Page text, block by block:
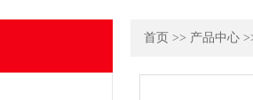
首页 >> 产品中心